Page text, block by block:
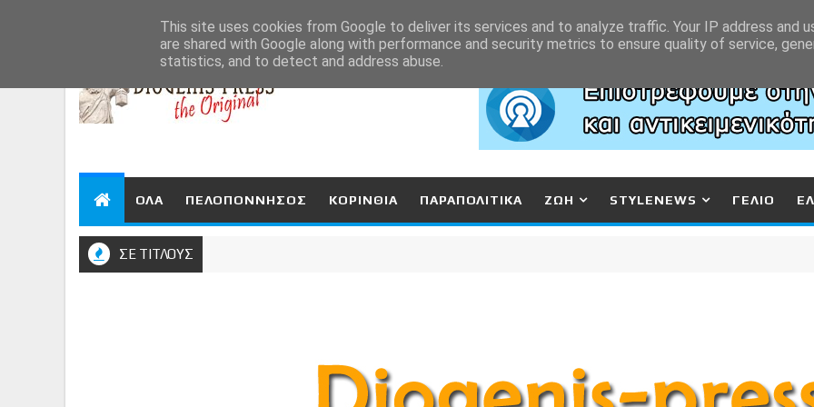
ΟΛΑ ΠΕΛΟΠΟΝΝΗΣΟΣ ΚΟΡΙΝΘΙΑ ΠΑΡΑΠΟΛΙΤΙΚΑ ΖΩΗ STYLENEWS ΓΕΛΙΟ
ΣΕ ΤΙΤΛΟΥΣ
This site uses cookies from Google to deliver its services and to analyze traffic. Your IP address and
are shared with Google along with performance and security metrics to ensure quality of service,
statistics, and to detect and address abuse.